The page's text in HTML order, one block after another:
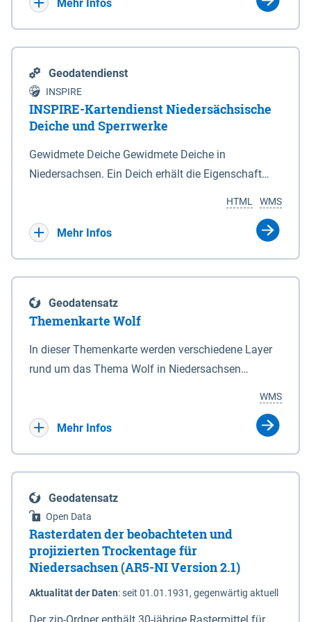
Mehr Infos
Geodatendienst
INSPIRE
INSPIRE-Kartendienst Niedersächsische
Deiche und Sperrwerke
Gewidmete Deiche Gewidmete Deiche in
Niedersachsen. Ein Deich erhält die Eigenschaft
Deichbehörde durch Verordnung ausspricht. Für
enthalten. Sperrwerke Sperrwerke sind Bauwerke
mit Sperrvorrichtungen in Tidegewässern, die dem
Schutz eines Gebietes vor erhöhten Tiden, vor allem
vor Sturmfluten, zu dienen bestimmt sind (§2 Abs.3
Eigenschaft eines Sperrwerkes durch Widmung, die
die Deichbehörde durch Verordnung ausspricht.
WMS
HTML
Mehr Infos
Geodatensatz
Themenkarte Wolf
In dieser Themenkarte werden verschiedene Layer
rund um das Thema Wolf in Niedersachsen
sowie Status der bestehenden Wolfsterritorien im
laufenden Monitoringjahr.
WMS
Mehr Infos
Geodatensatz
Open Data
Rasterdaten der beobachteten und
projizierten Trockentage für
Niedersachsen (AR5-NI Version 2.1)
Aktualität der Daten:seit 01.01.1931, gegenwärtig aktuell